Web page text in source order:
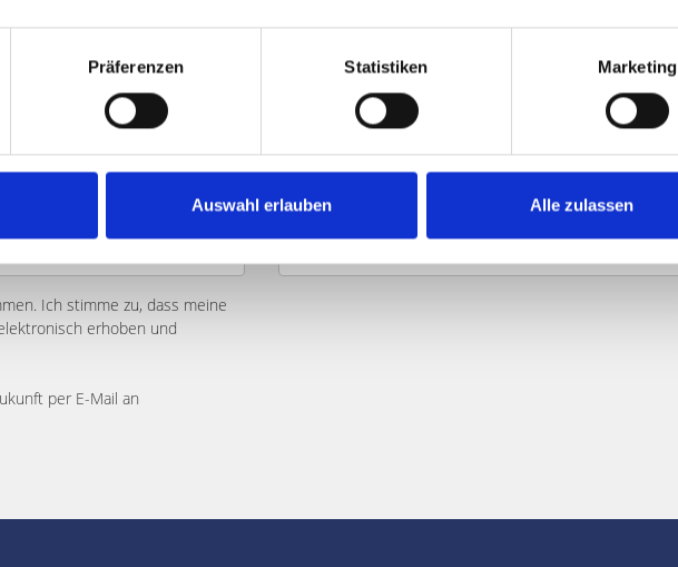
Präferenzen Statistiken Marketing
Auswahl erlauben Alle zulassen
Ich stimme zu, dass meine
erhoben und
per E-Mail an